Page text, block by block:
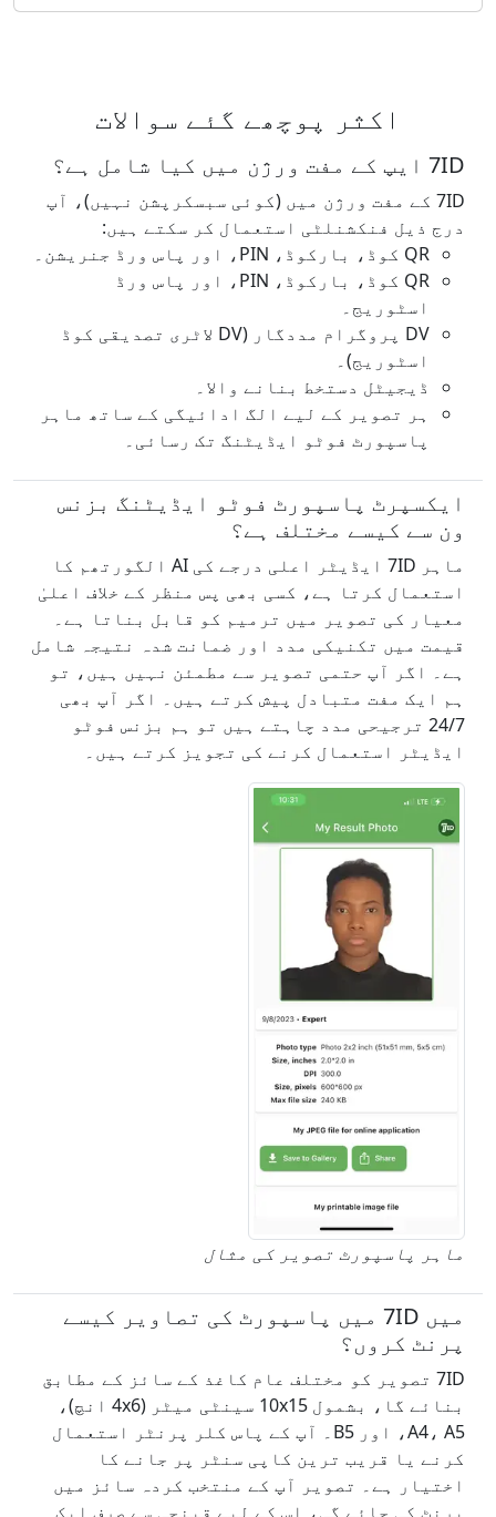
اکثر پوچھے گئے سوالات
7ID ایپ کے مفت ورژن میں کیا شامل ہے؟
7ID کے مفت ورژن میں (کوئی سبسکرپشن نہیں)، آپ
درج ذیل فنکشنلٹی استعمال کر سکتے ہیں:
QR کوڈ، بارکوڈ، PIN، اور پاس ورڈ جنریشن۔
QR کوڈ، بارکوڈ، PIN، اور پاس ورڈ
اسٹوریج۔
DV پروگرام مددگار (DV لاٹری تصدیقی کوڈ
اسٹوریج)۔
ڈیجیٹل دستخط بنانے والا۔
ہر تصویر کے لیے الگ ادائیگی کے ساتھ ماہر
پاسپورٹ فوٹو ایڈیٹنگ تک رسائی۔
ایکسپرٹ پاسپورٹ فوٹو ایڈیٹنگ بزنس
ون سے کیسے مختلف ہے؟
ماہر 7ID ایڈیٹر اعلی درجے کی AI الگورتھم کا
استعمال کرتا ہے، کسی بھی پس منظر کے خلاف اعلیٰ
معیار کی تصویر میں ترمیم کو قابل بناتا ہے۔
قیمت میں تکنیکی مدد اور ضمانت شدہ نتیجہ شامل
ہے۔ اگر آپ حتمی تصویر سے مطمئن نہیں ہیں، تو
ہم ایک مفت متبادل پیش کرتے ہیں۔ اگر آپ بھی
24/7 ترجیحی مدد چاہتے ہیں تو ہم بزنس فوٹو
ایڈیٹر استعمال کرنے کی تجویز کرتے ہیں۔
ماہر پاسپورٹ تصویر کی مثال
میں 7ID میں پاسپورٹ کی تصاویر کیسے
پرنٹ کروں؟
7ID تصویر کو مختلف عام کاغذ کے سائز کے مطابق
بنائے گا، بشمول 10x15 سینٹی میٹر (4x6 انچ)،
A4، A5، اور B5۔ آپ کے پاس کلر پرنٹر استعمال
کرنے یا قریب ترین کاپی سنٹر پر جانے کا
اختیار ہے۔ تصویر آپ کے منتخب کردہ سائز میں
پرنٹ کی جائے گی، اس کے لیے قینچی سے صرف ایک